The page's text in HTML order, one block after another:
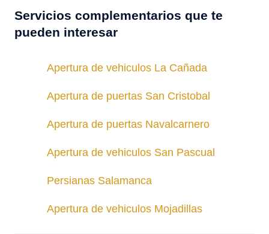
Servicios complementarios que te
pueden interesar
Apertura de vehiculos La Cañada
Apertura de puertas San Cristobal
Apertura de puertas Navalcarnero
Apertura de vehiculos San Pascual
Persianas Salamanca
Apertura de vehiculos Mojadillas